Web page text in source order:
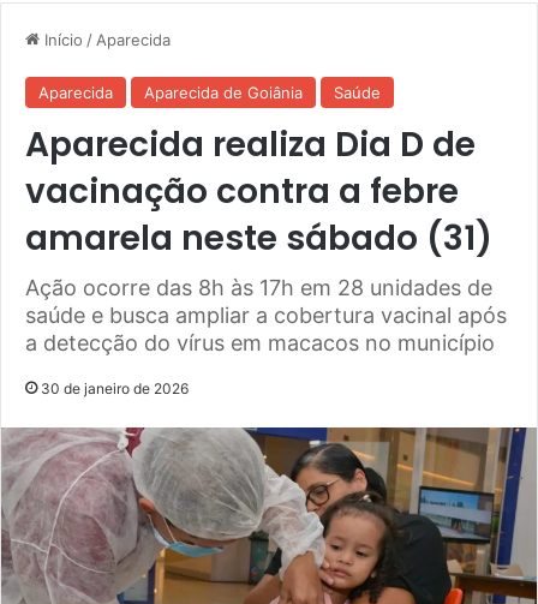
Início / Aparecida
Aparecida Aparecida de Goiânia Saúde
Aparecida realiza Dia D de
vacinação contra a febre
amarela neste sábado (31)
Ação ocorre das 8h às 17h em 28 unidades de
saúde e busca ampliar a cobertura vacinal após
a detecção do vírus em macacos no município
30 de janeiro de 2026